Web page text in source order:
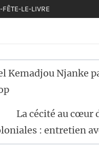
LE-LIVRE
Kemadjou Njanke
La cécité au cœur
: entretien